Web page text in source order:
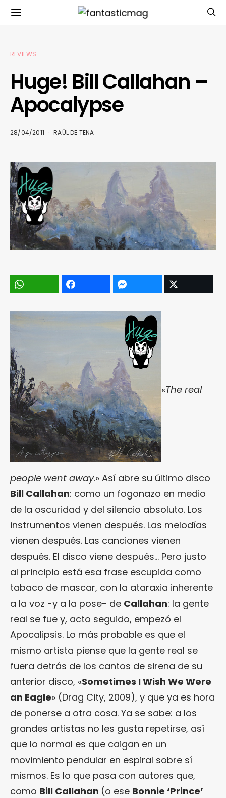
REVIEWS
Huge! Bill Callahan –
Apocalypse
28/04/2011 RAÜL DE TENA
«The real
people went away.» Así abre su último disco
Bill Callahan: como un fogonazo en medio
de la oscuridad y del silencio absoluto. Los
instrumentos vienen después. Las melodías
vienen después. Las canciones vienen
después. El disco viene después… Pero justo
al principio está esa frase escupida como
tabaco de mascar, con la ataraxia inherente
a la voz -y a la pose- de Callahan: la gente
real se fue y, acto seguido, empezó el
Apocalipsis. Lo más probable es que el
mismo artista piense que la gente real se
fuera detrás de los cantos de sirena de su
anterior disco, «Sometimes I Wish We Were
an Eagle» (Drag City, 2009), y que ya es hora
de ponerse a otra cosa. Ya se sabe: a los
grandes artistas no les gusta repetirse, así
que lo normal es que caigan en un
movimiento pendular en espiral sobre sí
mismos. Es lo que pasa con autores que,
como Bill Callahan (o ese Bonnie ‘Prince’